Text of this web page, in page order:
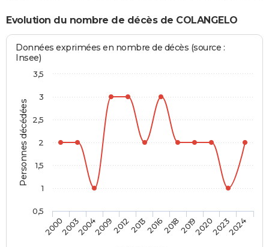
Evolution du nombre de décès de COLANGELO
Personnes décédées
Données exprimées en nombre de décès (source :
Insee)
200020032004200920122013201620182019202020232024
0,5
1
1,5
2
2,5
3
3,5